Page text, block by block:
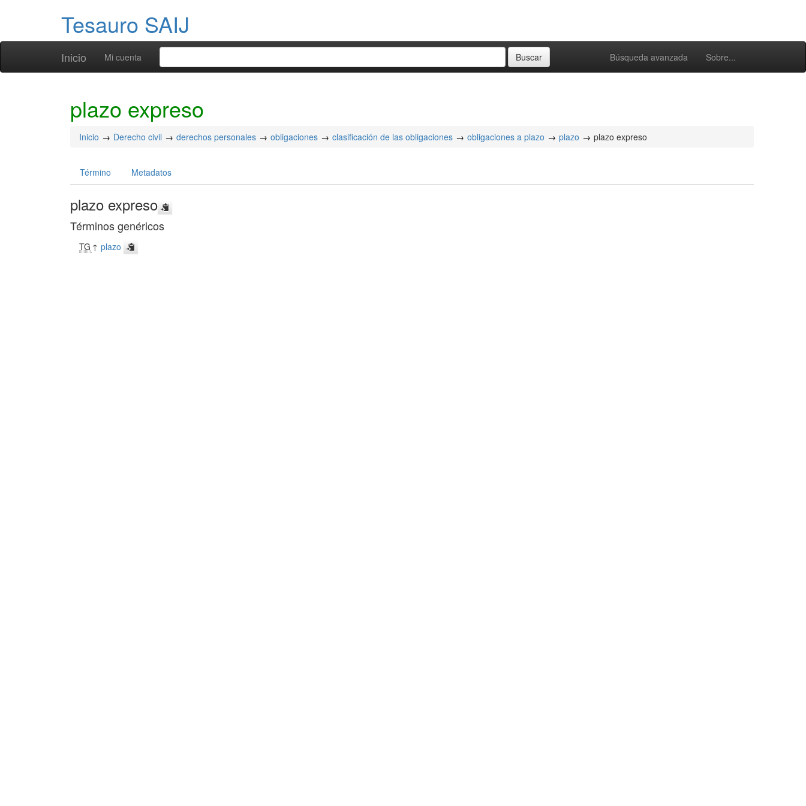
Tesauro SAIJ
Inicio Búsqueda avanzada Sobre...
Mi cuenta
plazo expreso
Inicio Derecho civil derechos personales obligaciones clasificación de las obligaciones obligaciones a plazo plazo plazo expreso
Término Metadatos
plazo expreso
Términos genéricos
TG ↑plazo